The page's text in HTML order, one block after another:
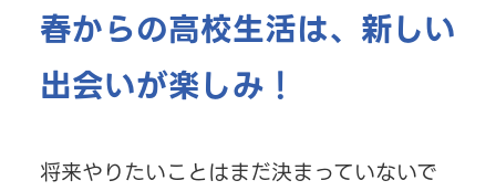
春からの高校生活は、新しい
出会いが楽しみ！
将来やりたいことはまだ決まっていないで